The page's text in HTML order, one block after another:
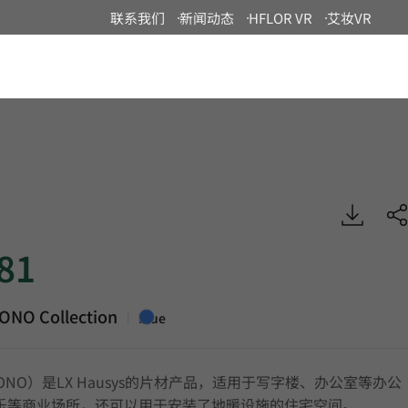
联系我们 新闻动态 HFLOR VR 艾妆VR
Collection Blue
）是LX Hausys的片材产品，适用于写字楼、办公室等办公